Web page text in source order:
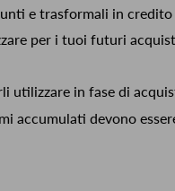
e trasformali in credito
per i tuoi futuri
utilizzare in fase di
accumulati devono